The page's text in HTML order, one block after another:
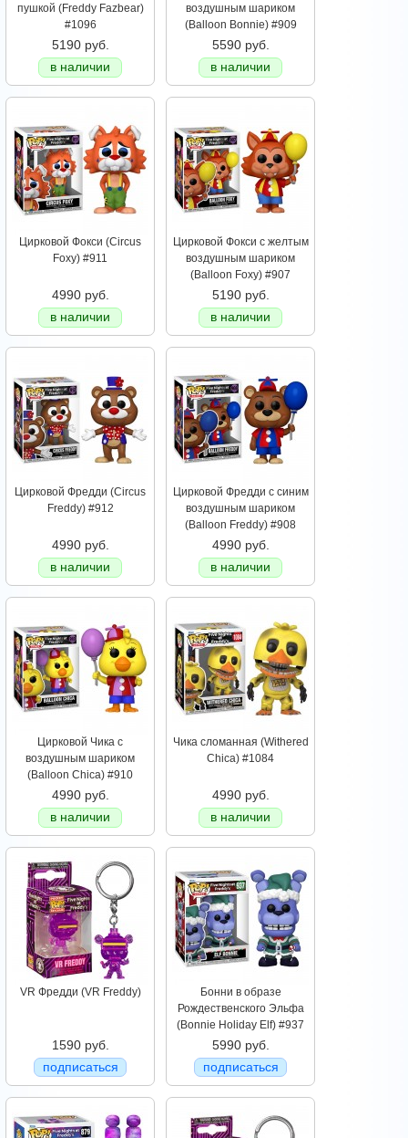
пушкой (Freddy Fazbear)
#1096
5190 руб.
в наличии
воздушным шариком
(Balloon Bonnie) #909
5590 руб.
в наличии
Цирковой Фокси (Circus
Foxy) #911
4990 руб.
в наличии
Цирковой Фокси с желтым
воздушным шариком
(Balloon Foxy) #907
5190 руб.
в наличии
Цирковой Фредди (Circus
Freddy) #912
4990 руб.
в наличии
Цирковой Фредди с синим
воздушным шариком
(Balloon Freddy) #908
4990 руб.
в наличии
Цирковой Чика с
воздушным шариком
(Balloon Chica) #910
4990 руб.
в наличии
Чика сломанная (Withered
Chica) #1084
4990 руб.
в наличии
VR Фредди (VR Freddy)
1590 руб.
подписаться
Бонни в образе
Рождественского Эльфа
(Bonnie Holiday Elf) #937
5990 руб.
подписаться